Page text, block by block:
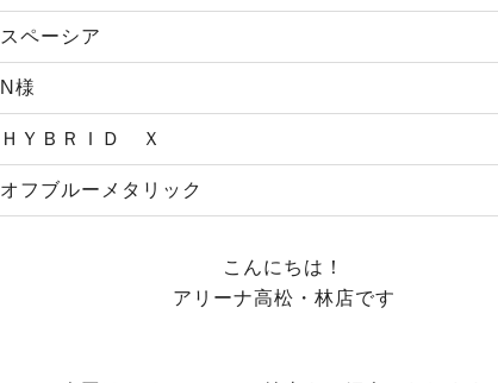
スペーシア
N様
ＨＹＢＲＩＤ Ｘ
オフブルーメタリック
こんにちは！
アリーナ高松・林店です